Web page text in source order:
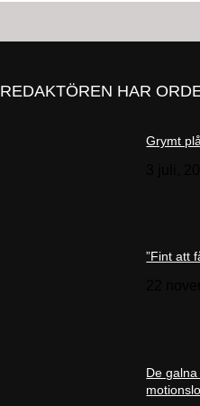
REDAKTÖREN HAR
Grymt
”Fint att
De